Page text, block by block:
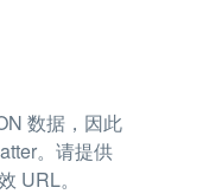
数据，因此
。请提供
URL。